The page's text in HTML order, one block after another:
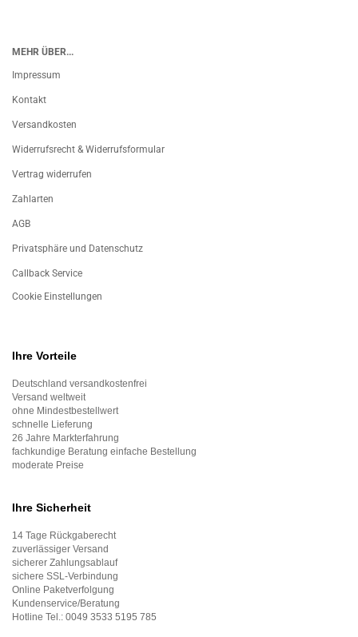
MEHR ÜBER...
Impressum
Kontakt
Versandkosten
Widerrufsrecht & Widerrufsformular
Vertrag widerrufen
Zahlarten
AGB
Privatsphäre und Datenschutz
Callback Service
Cookie Einstellungen
Ihre Vorteile
Deutschland versandkostenfrei
Versand weltweit
ohne Mindestbestellwert
schnelle Lieferung
26 Jahre Markterfahrung
fachkundige Beratung einfache Bestellung
moderate Preise
Ihre Sicherheit
14 Tage Rückgaberecht
zuverlässiger Versand
sicherer Zahlungsablauf
sichere SSL-Verbindung
Online Paketverfolgung
Kundenservice/Beratung
Hotline Tel.: 0049 3533 5195 785